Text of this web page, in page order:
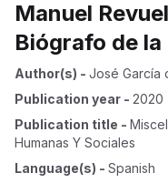
Manuel
Biógrafo de
Author(s) - José García
Publication year - 2020
Publication title -
Humanas Y Sociales
Language(s) - Spanish